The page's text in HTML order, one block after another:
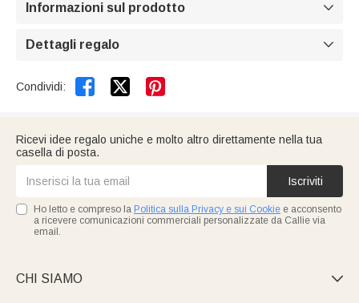
Informazioni sul prodotto 
Dettagli regalo 
Condividi:  
Ricevi idee regalo uniche e molto altro direttamente nella tua
casella di posta.
Iscriviti
Ho letto e compreso la Politica sulla Privacy e sui Cookie e acconsento
a ricevere comunicazioni commerciali personalizzate da Callie via
email.
CHI SIAMO 